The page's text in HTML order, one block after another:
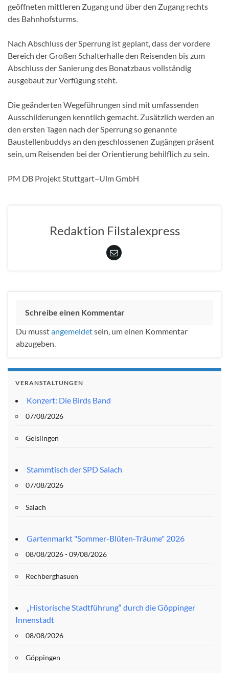
geöffneten mittleren Zugang und über den Zugang rechts
des Bahnhofsturms.
Nach Abschluss der Sperrung ist geplant, dass der vordere
Bereich der Großen Schalterhalle den Reisenden bis zum
Abschluss der Sanierung des Bonatzbaus vollständig
ausgebaut zur Verfügung steht.
Die geänderten Wegeführungen sind mit umfassenden
Ausschilderungen kenntlich gemacht. Zusätzlich werden an
den ersten Tagen nach der Sperrung so genannte
Baustellenbuddys an den geschlossenen Zugängen präsent
sein, um Reisenden bei der Orientierung behilflich zu sein.
PM DB Projekt Stuttgart–Ulm GmbH
Redaktion Filstalexpress
Schreibe einen Kommentar
Du musstangemeldetsein, um einen Kommentar
abzugeben.
VERANSTALTUNGEN
Konzert: Die Birds Band
07/08/2026
Geislingen
Stammtisch der SPD Salach
07/08/2026
Salach
Gartenmarkt "Sommer-Blüten-Träume" 2026
08/08/2026 - 09/08/2026
Rechberghasuen
„Historische Stadtführung“ durch die Göppinger
Innenstadt
08/08/2026
Göppingen